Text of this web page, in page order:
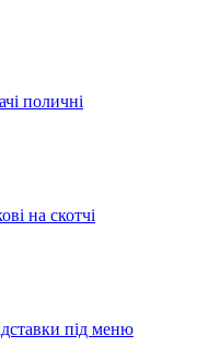
поличні
на скотчі
під меню